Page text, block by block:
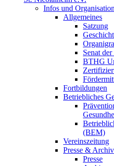
Infos und Organisation
Allgemeines
Satzung
Senat
BTHG
Fortbildungen
Betriebliches
(BEM)
Vereinszeitung
Presse & Archiv
Presse